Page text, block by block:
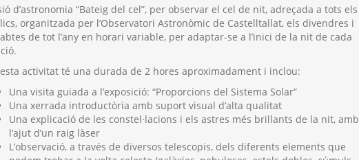
d’astronomia “Bateig del cel”, per observar el cel de nit, adreçada a tots els
organitzada per l’Observatori Astronòmic de Castelltallat, els divendres i
de tot l’any en horari variable, per adaptar-se a l’inici de la nit de cada
activitat té una durada de 2 hores aproximadament i inclou:
Una visita guiada a l’exposició: “Proporcions del Sistema Solar”
Una xerrada introductòria amb suport visual d’alta qualitat
Una explicació de les constel·lacions i els astres més brillants de la nit, amb
l’ajut d’un raig làser
L’observació, a través de diversos telescopis, dels diferents elements que